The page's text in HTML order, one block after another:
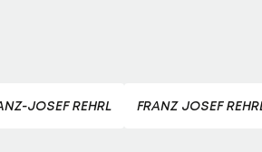
JOSEF REHRL FRANZ JOSEF